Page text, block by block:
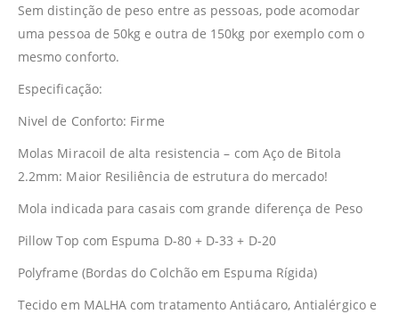
Sem distinção de peso entre as pessoas, pode acomodar
uma pessoa de 50kg e outra de 150kg por exemplo com o
mesmo conforto.
Especificação:
Nivel de Conforto: Firme
Molas Miracoil de alta resistencia – com Aço de Bitola
2.2mm: Maior Resiliência de estrutura do mercado!
Mola indicada para casais com grande diferença de Peso
Pillow Top com Espuma D-80 + D-33 + D-20
Polyframe (Bordas do Colchão em Espuma Rígida)
Tecido em MALHA com tratamento Antiácaro, Antialérgico e